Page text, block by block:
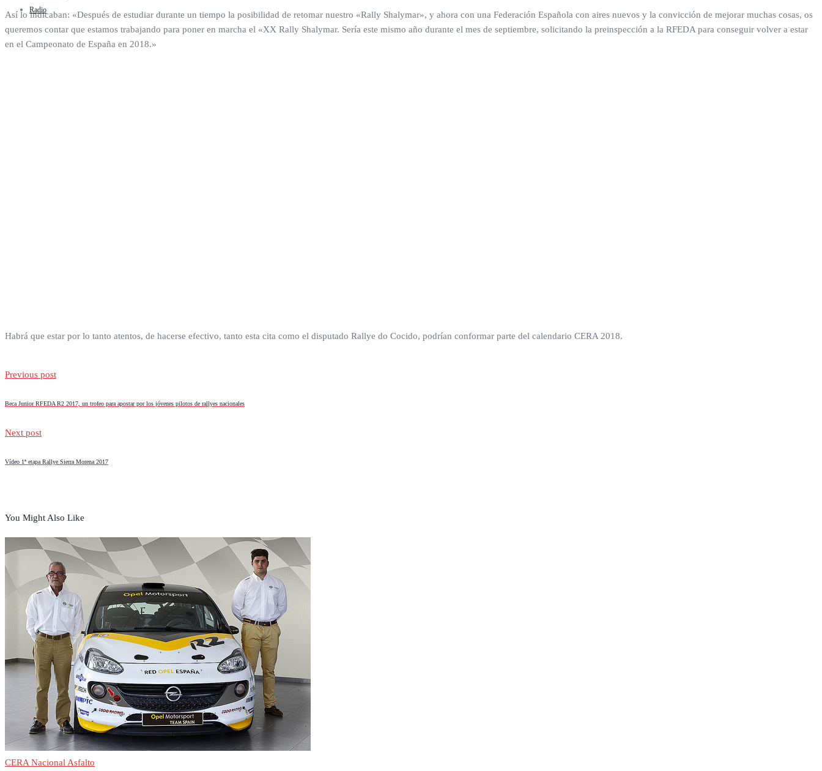
Radio
Así lo indicaban: «Después de estudiar durante un tiempo la posibilidad de retomar nuestro «Rally Shalymar», y ahora con una Federación Española con aires nuevos y la convicción de mejorar muchas cosas, os
queremos contar que estamos trabajando para poner en marcha el «XX Rally Shalymar. Sería este mismo año durante el mes de septiembre, solicitando la preinspección a la RFEDA para conseguir volver a estar
en el Campeonato de España en 2018.»
Habrá que estar por lo tanto atentos, de hacerse efectivo, tanto esta cita como el disputado Rallye do Cocido, podrían conformar parte del calendario CERA 2018.
Previous post
Beca Junior RFEDA R2 2017, un trofeo para apostar por los jóvenes pilotos de rallyes nacionales
Next post
Vídeo 1ª etapa Rallye Sierra Morena 2017
You Might Also Like
CERA Nacional Asfalto